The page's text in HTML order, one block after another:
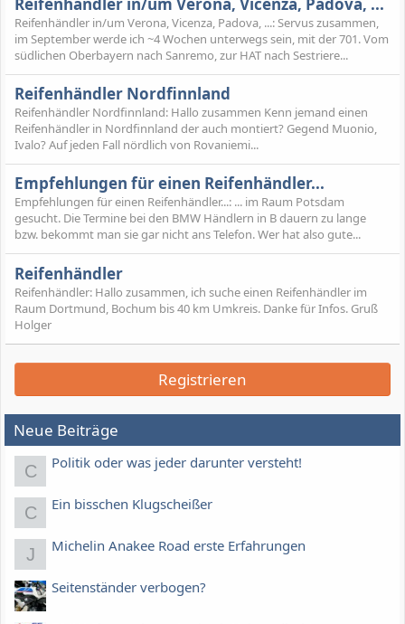
Reifenhändler in/um Verona, Vicenza, Padova, ...: Servus zusammen,
im September werde ich ~4 Wochen unterwegs sein, mit der 701. Vom
südlichen Oberbayern nach Sanremo, zur HAT nach Sestriere...
Reifenhändler Nordfinnland
Reifenhändler Nordfinnland: Hallo zusammen Kenn jemand einen
Reifenhändler in Nordfinnland der auch montiert? Gegend Muonio,
Ivalo? Auf jeden Fall nördlich von Rovaniemi...
Empfehlungen für einen Reifenhändler...
Empfehlungen für einen Reifenhändler...: ... im Raum Potsdam
gesucht. Die Termine bei den BMW Händlern in B dauern zu lange
bzw. bekommt man sie gar nicht ans Telefon. Wer hat also gute...
Reifenhändler
Reifenhändler: Hallo zusammen, ich suche einen Reifenhändler im
Raum Dortmund, Bochum bis 40 km Umkreis. Danke für Infos. Gruß
Holger
Registrieren
Neue Beiträge
C Politik oder was jeder darunter versteht!
C Ein bisschen Klugscheißer
J Michelin Anakee Road erste Erfahrungen
Seitenständer verbogen?